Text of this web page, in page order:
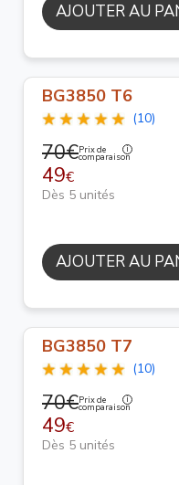
AJOUTER AU
BG3850 T6
(10)
70€Prix de
comparaison
49€
Dès 5 unités
AJOUTER AU
BG3850 T7
(10)
70€Prix de
comparaison
49€
Dès 5 unités